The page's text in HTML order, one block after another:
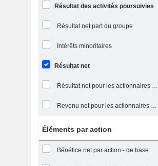
Résultat des activités poursuivies
Résultat net part du groupe
Intérêts minoritaires
Résultat net
Résultat net pour les actionnaires ordinaires, éléments exceptionnels inclus.
Revenu net pour les actionnaires ordinaires, hors éléments exceptionnelsRésultat net pour les actionnaires ordinaires, éléments exceptionnels exclus.
Éléments par action
Bénéfice net par action - de base